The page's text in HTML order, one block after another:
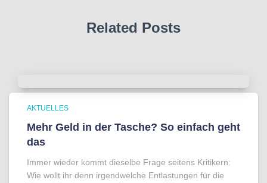
Related Posts
AKTUELLES
Mehr Geld in der Tasche? So einfach geht
das
Immer wieder kommt dieselbe Frage seitens Kritikern:
Wie wollt ihr denn irgendwelche Entlastungen für die